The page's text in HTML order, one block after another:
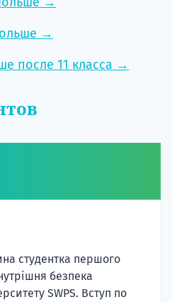
→
после 11 класса →
студентка першого
безпека
SWPS. Вступ по